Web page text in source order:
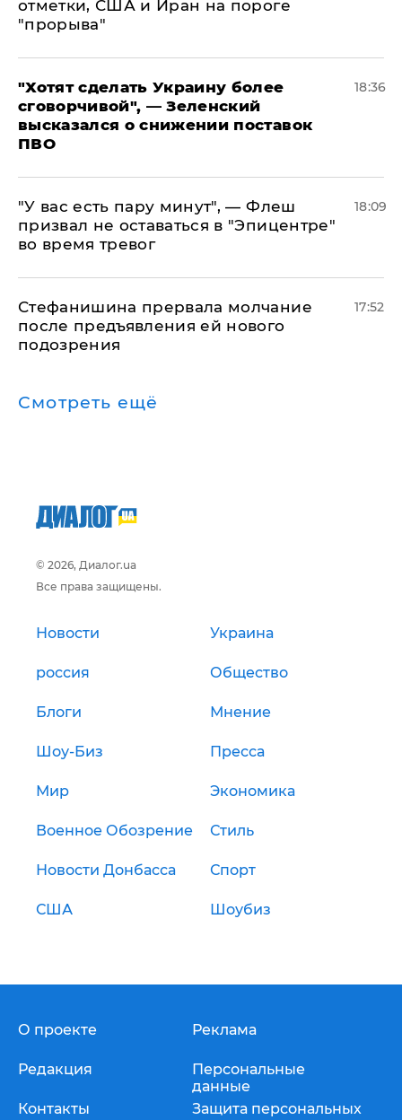
отметки, США и Иран на пороге
"прорыва"
​"Хотят сделать Украину более
сговорчивой", — Зеленский
высказался о снижении поставок
ПВО
18:36
​"У вас есть пару минут", — Флеш
призвал не оставаться в "Эпицентре"
во время тревог
18:09
Стефанишина прервала молчание
после предъявления ей нового
подозрения
17:52
Смотреть ещё
© 2026, Диалог.ua
Все права защищены.
Новости Украина
россия Общество
Блоги Мнение
Шоу-Биз Пресса
Мир Экономика
Военное Обозрение Стиль
Новости Донбасса Спорт
США Шоубиз
О проекте
Редакция
Контакты
Реклама
Персональные
данные
Защита персональных